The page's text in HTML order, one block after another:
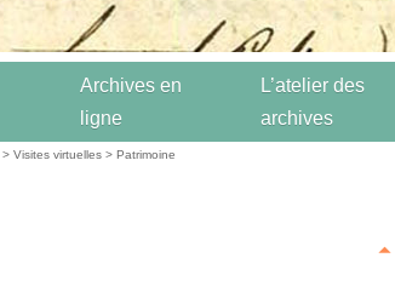
Archives en
ligne
L’atelier des
archives
>Visites virtuelles >Patrimoine